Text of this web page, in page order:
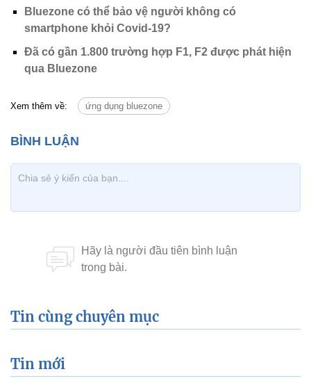
Bluezone có thể bảo vệ người không có
smartphone khỏi Covid-19?
Đã có gần 1.800 trường hợp F1, F2 được phát hiện
qua Bluezone
Xem thêm về: ứng dụng bluezone
Tin cùng chuyên mục
Tin mới